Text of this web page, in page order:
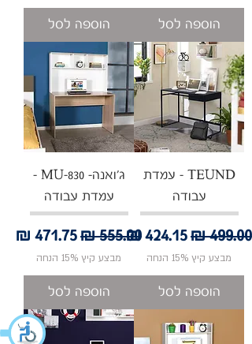
הוספה לסל הוספה לסל
TEUND - עמדת
עבודה
מחיר רגילמחיר מבצע
מבצע קיץ 15% הנחה
הוספה לסל
ג'ואנה- MU-830 -
עמדת עבודה
מחיר רגילמחיר
מבצע קיץ 15% הנחה
הוספה לסל